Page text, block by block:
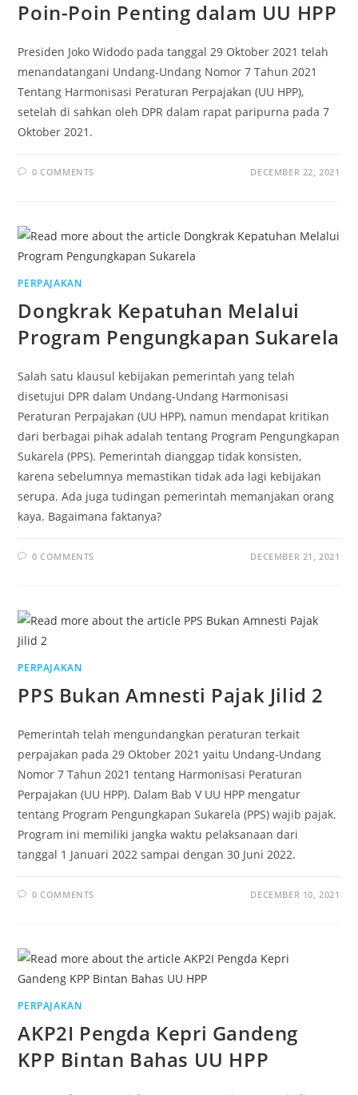
Poin-Poin Penting dalam UU HPP
Presiden Joko Widodo pada tanggal 29 Oktober 2021 telah
menandatangani Undang-Undang Nomor 7 Tahun 2021
Tentang Harmonisasi Peraturan Perpajakan (UU HPP),
setelah di sahkan oleh DPR dalam rapat paripurna pada 7
Oktober 2021.
0 COMMENTS DECEMBER 22, 2021
PERPAJAKAN
Dongkrak Kepatuhan Melalui
Program Pengungkapan Sukarela
Salah satu klausul kebijakan pemerintah yang telah
disetujui DPR dalam Undang-Undang Harmonisasi
Peraturan Perpajakan (UU HPP), namun mendapat kritikan
dari berbagai pihak adalah tentang Program Pengungkapan
Sukarela (PPS). Pemerintah dianggap tidak konsisten,
karena sebelumnya memastikan tidak ada lagi kebijakan
serupa. Ada juga tudingan pemerintah memanjakan orang
kaya. Bagaimana faktanya?
0 COMMENTS DECEMBER 21, 2021
PERPAJAKAN
PPS Bukan Amnesti Pajak Jilid 2
Pemerintah telah mengundangkan peraturan terkait
perpajakan pada 29 Oktober 2021 yaitu Undang-Undang
Nomor 7 Tahun 2021 tentang Harmonisasi Peraturan
Perpajakan (UU HPP). Dalam Bab V UU HPP mengatur
tentang Program Pengungkapan Sukarela (PPS) wajib pajak.
Program ini memiliki jangka waktu pelaksanaan dari
tanggal 1 Januari 2022 sampai dengan 30 Juni 2022.
0 COMMENTS DECEMBER 10, 2021
PERPAJAKAN
AKP2I Pengda Kepri Gandeng
KPP Bintan Bahas UU HPP